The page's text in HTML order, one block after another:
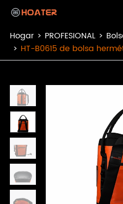
Hogar PROFESIONAL
HT-B0615 de bolsa